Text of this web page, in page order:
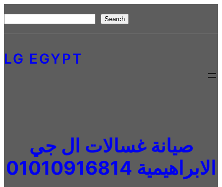
to
r
Search
LG EGYPT
صيانة غسالات ال جي
الابراهيمية 01010916814